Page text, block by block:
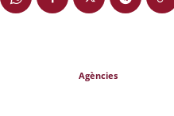
Agències